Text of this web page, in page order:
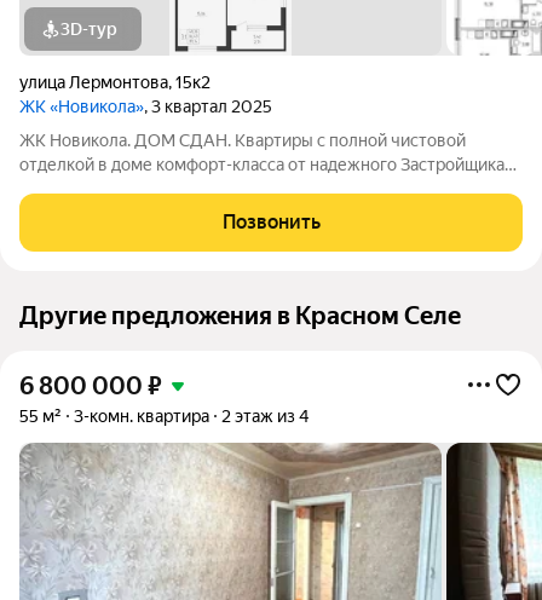
3D-тур
улица Лермонтова,15к2
ЖК «Новикола», 3 квартал 2025
ЖК Новикола. ДОМ СДАН. Квартиры с полной чистовой
отделкой в доме комфорт-класса от надежного Застройщика
время вдали от шума и суеты улиц.
Позвонить
Другие предложения в Красном Селе
6 800 000 ₽
55 м² 3-комн. квартира 2 этаж из 4